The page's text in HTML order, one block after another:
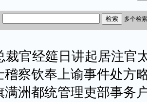
经筵日讲起居注官
稽察钦奉上谕事件处方
满洲都统管理吏部事务